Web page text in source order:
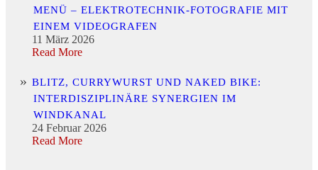
MENÜ – ELEKTROTECHNIK-FOTOGRAFIE MIT
EINEM VIDEOGRAFEN
11 März 2026
Read More
BLITZ, CURRYWURST UND NAKED BIKE:
INTERDISZIPLINÄRE SYNERGIEN IM
WINDKANAL
24 Februar 2026
Read More